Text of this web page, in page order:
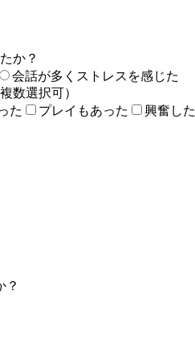
か？
会話が多くストレスを感じた
数選択可）
た プレイもあった 興奮した
？